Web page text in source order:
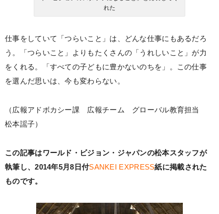
れた
仕事をしていて「つらいこと」は、どんな仕事にもあるだろ
う。「つらいこと」よりもたくさんの「うれしいこと」が力
をくれる。「すべての子どもに豊かないのちを」。この仕事
を選んだ思いは、今も変わらない。
（広報アドボカシー課 広報チーム グローバル教育担当
松本謡子）
この記事はワールド・ビジョン・ジャパンの松本スタッフが
執筆し、2014年5月8日付SANKEI EXPRESS紙に掲載された
ものです。